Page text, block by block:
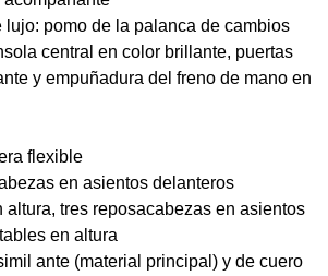
lujo: pomo de la palanca de cambios
central en color brillante, puertas
y empuñadura del freno de mano en
flexible
en asientos delanteros
altura, tres reposacabezas en asientos
en altura
ante (material principal) y de cuero